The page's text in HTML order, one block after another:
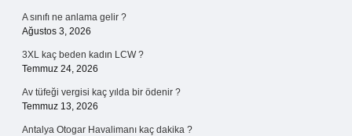
A sınıfı ne anlama gelir ?
Ağustos 3, 2026
3XL kaç beden kadın LCW ?
Temmuz 24, 2026
Av tüfeği vergisi kaç yılda bir ödenir ?
Temmuz 13, 2026
Antalya Otogar Havalimanı kaç dakika ?